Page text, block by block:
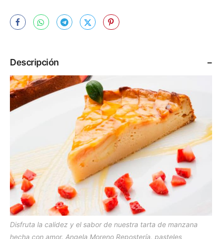
Descripción
Disfruta la calidez y el sabor de nuestra tarta de manzana
hecha con amor. Angela Moreno Repostería, pasteles